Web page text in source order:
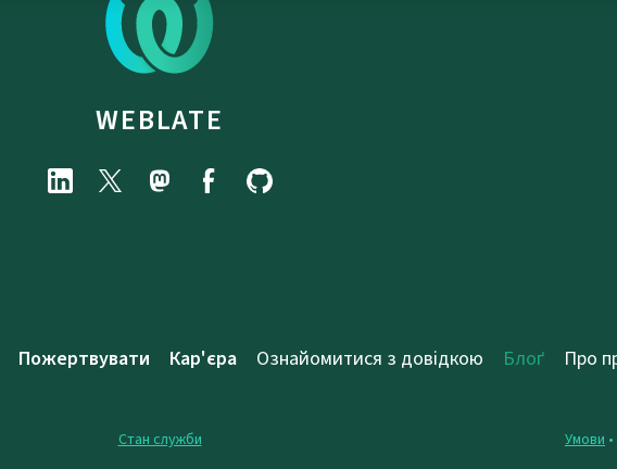
WEBLATE
Пожертвувати Кар'єра Ознайомитися з довідкою Блоґ Про
Стан служби Умови •